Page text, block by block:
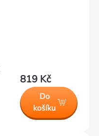
819 Kč
Do
košíku